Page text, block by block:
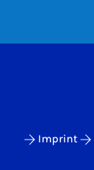
Imprint